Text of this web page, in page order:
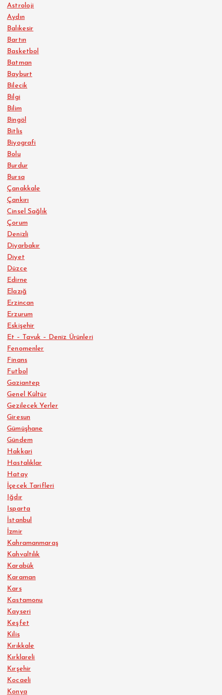
Astroloji
Aydın
Balıkesir
Bartın
Basketbol
Batman
Bayburt
Bilecik
Bilgi
Bilim
Bingöl
Bitlis
Biyografi
Bolu
Burdur
Bursa
Çanakkale
Çankırı
Cinsel Sağlık
Çorum
Denizli
Diyarbakır
Diyet
Düzce
Edirne
Elazığ
Erzincan
Erzurum
Eskişehir
Et – Tavuk – Deniz Ürünleri
Fenomenler
Finans
Futbol
Gaziantep
Genel Kültür
Gezilecek Yerler
Giresun
Gümüşhane
Gündem
Hakkari
Hastalıklar
Hatay
İçecek Tarifleri
Iğdır
Isparta
İstanbul
İzmir
Kahramanmaraş
Kahvaltılık
Karabük
Karaman
Kars
Kastamonu
Kayseri
Keşfet
Kilis
Kırıkkale
Kırklareli
Kırşehir
Kocaeli
Konya